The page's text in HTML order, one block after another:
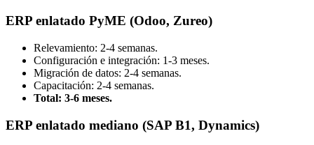
ERP enlatado PyME (Odoo, Zureo)
Relevamiento: 2-4 semanas.
Configuración e integración: 1-3 meses.
Migración de datos: 2-4 semanas.
Capacitación: 2-4 semanas.
Total: 3-6 meses.
ERP enlatado mediano (SAP B1, Dynamics)